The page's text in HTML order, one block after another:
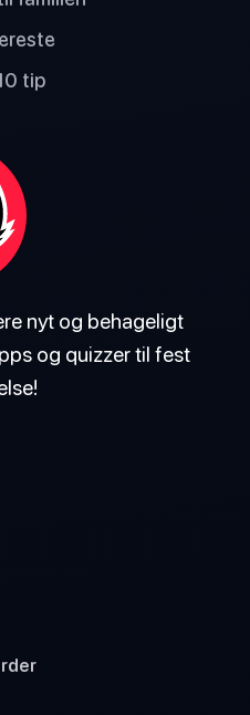
tip
nyt og behageligt
og quizzer til fest